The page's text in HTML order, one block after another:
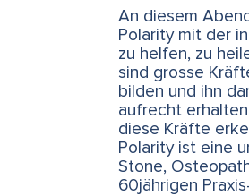
An diesem
Polarity mit der
zu helfen, zu
sind grosse
bilden und ihn
aufrecht
diese Kräfte
Polarity ist eine
Stone,
60jährigen